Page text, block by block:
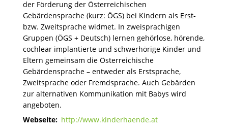
der Förderung der Österreichischen
Gebärdensprache (kurz: ÖGS) bei Kindern als Erst-
bzw. Zweitsprache widmet. In zweisprachigen
Gruppen (ÖGS + Deutsch) lernen gehörlose, hörende,
cochlear implantierte und schwerhörige Kinder und
Eltern gemeinsam die Österreichische
Gebärdensprache – entweder als Erstsprache,
Zweitsprache oder Fremdsprache. Auch Gebärden
zur alternativen Kommunikation mit Babys wird
angeboten.
Webseite: http://www.kinderhaende.at